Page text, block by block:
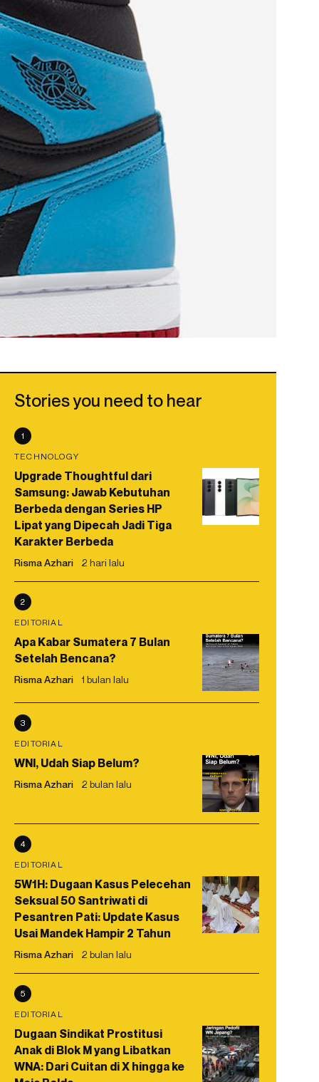
Stories you need to hear
1
TECHNOLOGY
Upgrade Thoughtful dari
Samsung: Jawab Kebutuhan
Berbeda dengan Series HP
Lipat yang Dipecah Jadi Tiga
Karakter Berbeda
Risma Azhari 2 hari lalu
2
EDITORIAL
Apa Kabar Sumatera 7 Bulan
Setelah Bencana?
Risma Azhari 1 bulan lalu
3
EDITORIAL
WNI, Udah Siap Belum?
Risma Azhari 2 bulan lalu
4
EDITORIAL
5W1H: Dugaan Kasus Pelecehan
Seksual 50 Santriwati di
Pesantren Pati: Update Kasus
Usai Mandek Hampir 2 Tahun
Risma Azhari 2 bulan lalu
5
EDITORIAL
Dugaan Sindikat Prostitusi
Anak di Blok M yang Libatkan
WNA: Dari Cuitan di X hingga ke